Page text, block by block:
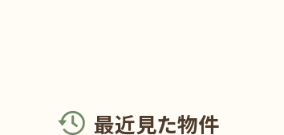
最近見た物件